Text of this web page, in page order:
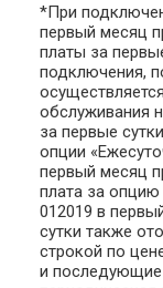
*При
первый месяц
платы за
подключения,
обслуживания
за первые
опции
первый месяц
плата за
012019 в
сутки также
строкой по
и последующие